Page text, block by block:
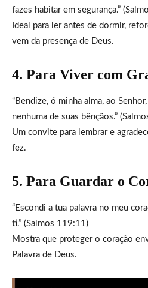
fazes habitar em segurança.”
Ideal para ler antes de dormir,
vem da presença de Deus.
4. Para Viver com
“Bendize, ó minha alma, ao
nenhuma de suas bênçãos.”
Um convite para lembrar e
fez.
5. Para Guardar o
“Escondi a tua palavra no meu
ti.” (Salmos 119:11)
Mostra que proteger o coração
Palavra de Deus.